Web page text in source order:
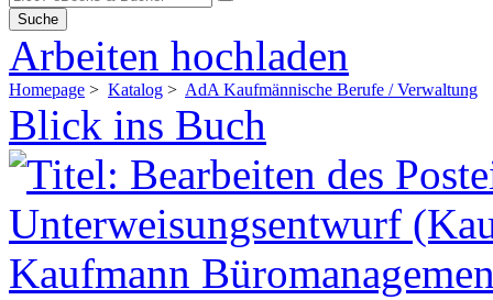
Suche
Arbeiten hochladen
Homepage > Katalog > AdA Kaufmännische Berufe / Verwaltung
Blick ins Buch